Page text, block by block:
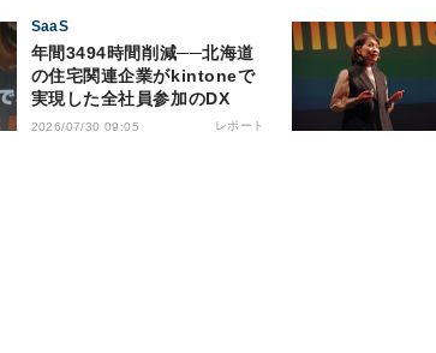
SaaS
年間3494時間削減──北海道
の住宅関連企業がkintoneで
実現した全社員参加のDX
2026/07/30 09:05 レポート